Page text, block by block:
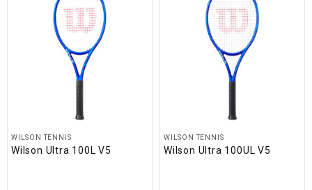
WILSON TENNIS
Wilson Ultra 100L V5
WILSON TENNIS
Wilson Ultra 100UL V5